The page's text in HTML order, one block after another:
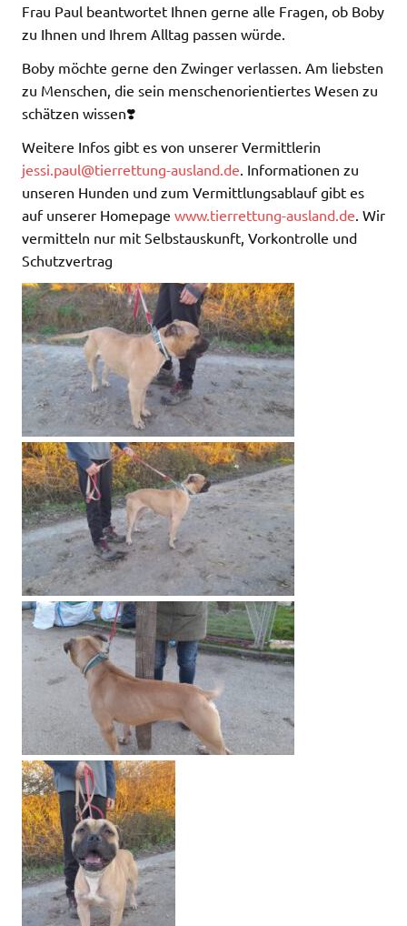
Frau Paul beantwortet Ihnen gerne alle Fragen, ob Boby
zu Ihnen und Ihrem Alltag passen würde.
Boby möchte gerne den Zwinger verlassen. Am liebsten
zu Menschen, die sein menschenorientiertes Wesen zu
schätzen wissen❣️
Weitere Infos gibt es von unserer Vermittlerin
jessi.paul@tierrettung-ausland.de . Informationen zu
unseren Hunden und zum Vermittlungsablauf gibt es
auf unserer Homepage www.tierrettung-ausland.de . Wir
vermitteln nur mit Selbstauskunft, Vorkontrolle und
Schutzvertrag